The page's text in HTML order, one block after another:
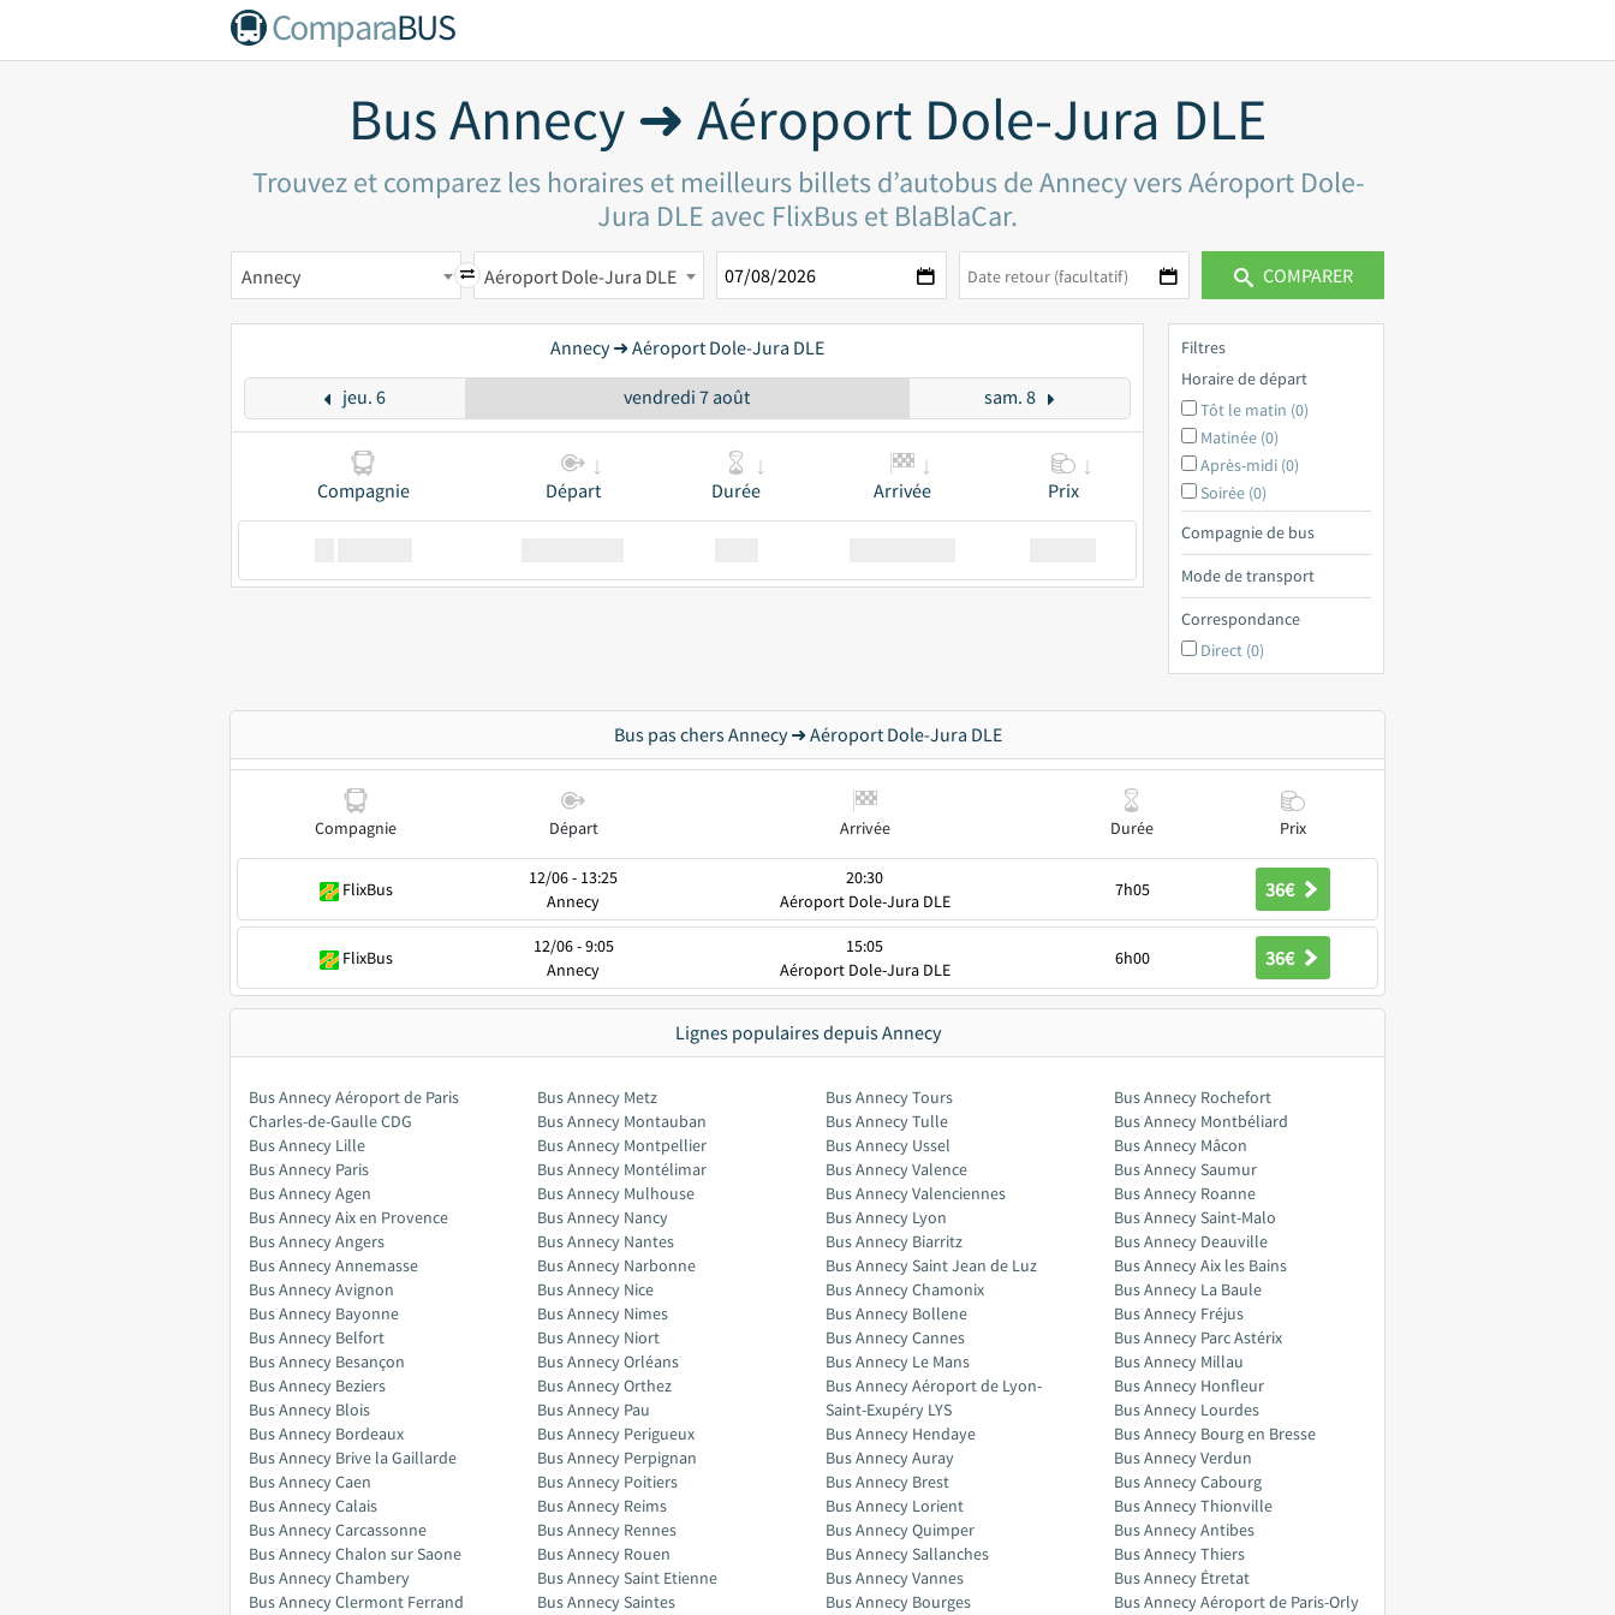
ComparaBUS
Bus Annecy ➜ Aéroport Dole-Jura DLE
Trouvez et comparez les horaires et meilleurs billets d’autobus de Annecy vers Aéroport Dole-
Jura DLE avec FlixBus et BlaBlaCar.
Annecy Aéroport Dole-Jura DLE COMPARER
Annecy ➜ Aéroport Dole-Jura DLE
jeu. 6 vendredi 7 août sam. 8
Compagnie Départ Durée Arrivée Prix
Filtres
Horaire de départ
Tôt le matin (0)
Matinée (0)
Après-midi (0)
Soirée (0)
Compagnie de bus
Mode de transport
Correspondance
Direct (0)
Bus pas chers Annecy ➜ Aéroport Dole-Jura DLE
Compagnie Départ Arrivée Durée Prix
FlixBus
12/06 - 13:25
Annecy
20:30
Aéroport Dole-Jura DLE
7h05 36€
FlixBus
12/06 - 9:05
Annecy
15:05
Aéroport Dole-Jura DLE
6h00 36€
Lignes populaires depuis Annecy
Bus Annecy Aéroport de Paris
Charles-de-Gaulle CDG
Bus Annecy Lille
Bus Annecy Paris
Bus Annecy Agen
Bus Annecy Aix en Provence
Bus Annecy Angers
Bus Annecy Annemasse
Bus Annecy Avignon
Bus Annecy Bayonne
Bus Annecy Belfort
Bus Annecy Besançon
Bus Annecy Beziers
Bus Annecy Blois
Bus Annecy Bordeaux
Bus Annecy Brive la Gaillarde
Bus Annecy Caen
Bus Annecy Calais
Bus Annecy Carcassonne
Bus Annecy Chalon sur Saone
Bus Annecy Chambery
Bus Annecy Clermont Ferrand
Bus Annecy Metz
Bus Annecy Montauban
Bus Annecy Montpellier
Bus Annecy Montélimar
Bus Annecy Mulhouse
Bus Annecy Nancy
Bus Annecy Nantes
Bus Annecy Narbonne
Bus Annecy Nice
Bus Annecy Nimes
Bus Annecy Niort
Bus Annecy Orléans
Bus Annecy Orthez
Bus Annecy Pau
Bus Annecy Perigueux
Bus Annecy Perpignan
Bus Annecy Poitiers
Bus Annecy Reims
Bus Annecy Rennes
Bus Annecy Rouen
Bus Annecy Saint Etienne
Bus Annecy Saintes
Bus Annecy Tours
Bus Annecy Tulle
Bus Annecy Ussel
Bus Annecy Valence
Bus Annecy Valenciennes
Bus Annecy Lyon
Bus Annecy Biarritz
Bus Annecy Saint Jean de Luz
Bus Annecy Chamonix
Bus Annecy Bollene
Bus Annecy Cannes
Bus Annecy Le Mans
Bus Annecy Aéroport de Lyon-
Saint-Exupéry LYS
Bus Annecy Hendaye
Bus Annecy Auray
Bus Annecy Brest
Bus Annecy Lorient
Bus Annecy Quimper
Bus Annecy Sallanches
Bus Annecy Vannes
Bus Annecy Bourges
Bus Annecy Rochefort
Bus Annecy Montbéliard
Bus Annecy Mâcon
Bus Annecy Saumur
Bus Annecy Roanne
Bus Annecy Saint-Malo
Bus Annecy Deauville
Bus Annecy Aix les Bains
Bus Annecy La Baule
Bus Annecy Fréjus
Bus Annecy Parc Astérix
Bus Annecy Millau
Bus Annecy Honfleur
Bus Annecy Lourdes
Bus Annecy Bourg en Bresse
Bus Annecy Verdun
Bus Annecy Cabourg
Bus Annecy Thionville
Bus Annecy Antibes
Bus Annecy Thiers
Bus Annecy Étretat
Bus Annecy Aéroport de Paris-Orly